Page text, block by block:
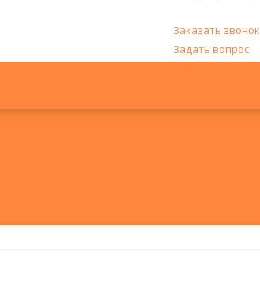
Заказать звонок
Задать вопрос